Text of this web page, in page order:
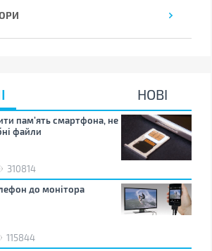
НОВІ
пам’ять смартфона, не
файли
310814
до монітора
115844